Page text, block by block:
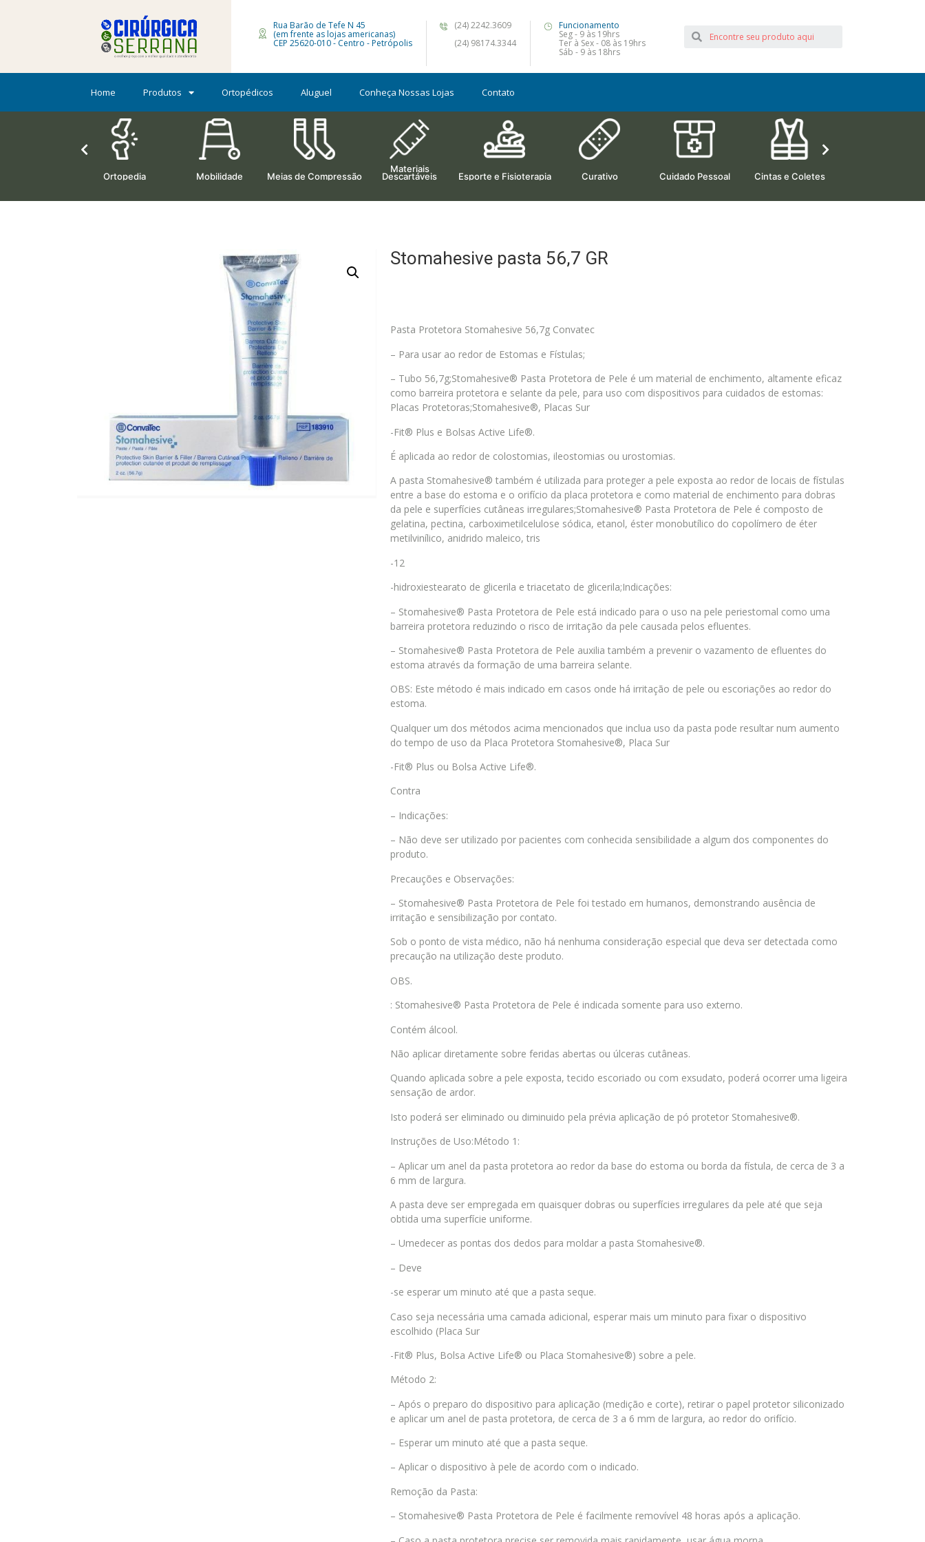
Rua Barão de Tefe N 45
(em frente as lojas americanas)
CEP 25620-010 - Centro - Petrópolis
(24) 2242.3609
(24) 98174.3344
Funcionamento
Seg - 9 às 19hrs
Ter à Sex - 08 às 19hrs
Sáb - 9 às 18hrs
Home Produtos Ortopédicos Aluguel Conheça Nossas Lojas Contato
Ortopedia Mobilidade Meias de Compressão
Materiais
Descartáveis Esporte e Fisioterapia Curativo Cuidado Pessoal Cintas e Coletes
Stomahesive pasta 56,7 GR
Pasta Protetora Stomahesive 56,7g Convatec
– Para usar ao redor de Estomas e Fístulas;
– Tubo 56,7g;Stomahesive® Pasta Protetora de Pele é um material de enchimento, altamente eficaz
como barreira protetora e selante da pele, para uso com dispositivos para cuidados de estomas:
Placas Protetoras;Stomahesive®, Placas Sur
-Fit® Plus e Bolsas Active Life®.
É aplicada ao redor de colostomias, ileostomias ou urostomias.
A pasta Stomahesive® também é utilizada para proteger a pele exposta ao redor de locais de fístulas
entre a base do estoma e o orifício da placa protetora e como material de enchimento para dobras
da pele e superfícies cutâneas irregulares;Stomahesive® Pasta Protetora de Pele é composto de
gelatina, pectina, carboximetilcelulose sódica, etanol, éster monobutílico do copolímero de éter
metilvinílico, anidrido maleico, tris
-12
-hidroxiestearato de glicerila e triacetato de glicerila;Indicações:
– Stomahesive® Pasta Protetora de Pele está indicado para o uso na pele periestomal como uma
barreira protetora reduzindo o risco de irritação da pele causada pelos efluentes.
– Stomahesive® Pasta Protetora de Pele auxilia também a prevenir o vazamento de efluentes do
estoma através da formação de uma barreira selante.
OBS: Este método é mais indicado em casos onde há irritação de pele ou escoriações ao redor do
estoma.
Qualquer um dos métodos acima mencionados que inclua uso da pasta pode resultar num aumento
do tempo de uso da Placa Protetora Stomahesive®, Placa Sur
-Fit® Plus ou Bolsa Active Life®.
Contra
– Indicações:
– Não deve ser utilizado por pacientes com conhecida sensibilidade a algum dos componentes do
produto.
Precauções e Observações:
– Stomahesive® Pasta Protetora de Pele foi testado em humanos, demonstrando ausência de
irritação e sensibilização por contato.
Sob o ponto de vista médico, não há nenhuma consideração especial que deva ser detectada como
precaução na utilização deste produto.
OBS.
: Stomahesive® Pasta Protetora de Pele é indicada somente para uso externo.
Contém álcool.
Não aplicar diretamente sobre feridas abertas ou úlceras cutâneas.
Quando aplicada sobre a pele exposta, tecido escoriado ou com exsudato, poderá ocorrer uma ligeira
sensação de ardor.
Isto poderá ser eliminado ou diminuido pela prévia aplicação de pó protetor Stomahesive®.
Instruções de Uso:Método 1:
– Aplicar um anel da pasta protetora ao redor da base do estoma ou borda da fístula, de cerca de 3 a
6 mm de largura.
A pasta deve ser empregada em quaisquer dobras ou superfícies irregulares da pele até que seja
obtida uma superfície uniforme.
– Umedecer as pontas dos dedos para moldar a pasta Stomahesive®.
– Deve
-se esperar um minuto até que a pasta seque.
Caso seja necessária uma camada adicional, esperar mais um minuto para fixar o dispositivo
escolhido (Placa Sur
-Fit® Plus, Bolsa Active Life® ou Placa Stomahesive®) sobre a pele.
Método 2:
– Após o preparo do dispositivo para aplicação (medição e corte), retirar o papel protetor siliconizado
e aplicar um anel de pasta protetora, de cerca de 3 a 6 mm de largura, ao redor do orifício.
– Esperar um minuto até que a pasta seque.
– Aplicar o dispositivo à pele de acordo com o indicado.
Remoção da Pasta:
– Stomahesive® Pasta Protetora de Pele é facilmente removível 48 horas após a aplicação.